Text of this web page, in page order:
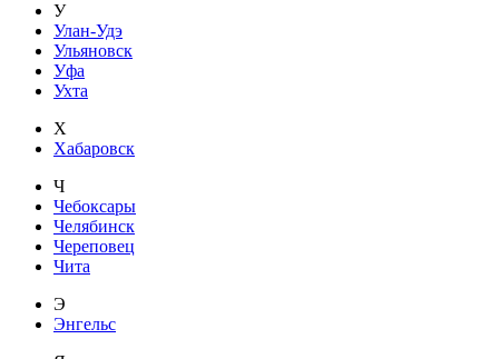
У
Улан-Удэ
Ульяновск
Уфа
Ухта
Х
Хабаровск
Ч
Чебоксары
Челябинск
Череповец
Чита
Э
Энгельс